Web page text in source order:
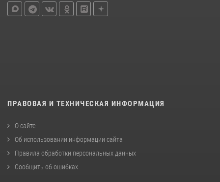
ПРАВОВАЯ И ТЕХНИЧЕСКАЯ ИНФОРМАЦИЯ
О сайте
Об использовании информации сайта
Правила обработки персональных данных
Сообщить об ошибках